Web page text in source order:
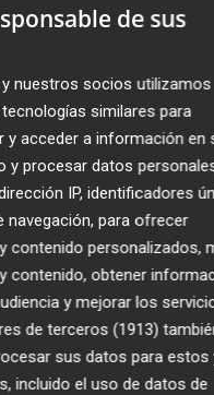
Marruecos, el primer
celebra la Semana de la
actividades
1.338 € netos al mes,
comprar una vivienda en
toda la
en tu
Quiero suscribirme
de sus
nuestros socios utilizamos
similares para
y acceder a información en
y procesar datos
IP, identificadores
navegación, para ofrecer
contenido personalizados,
contenido, obtener
y mejorar los
de terceros (1913)
sus datos para estos
incluido el uso de datos de